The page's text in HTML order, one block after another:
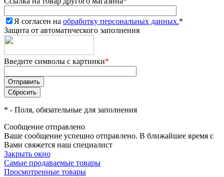
Я согласен на обработку персональных данных.*
Защита от автоматического заполнения
Введите символы с картинки*
* - Поля, обязательные для заполнения
Сообщение отправлено
Ваше сообщение успешно отправлено. В ближайшее время с
Вами свяжется наш специалист
Закрыть окно
Самые продаваемые товары
Просмотренные товары